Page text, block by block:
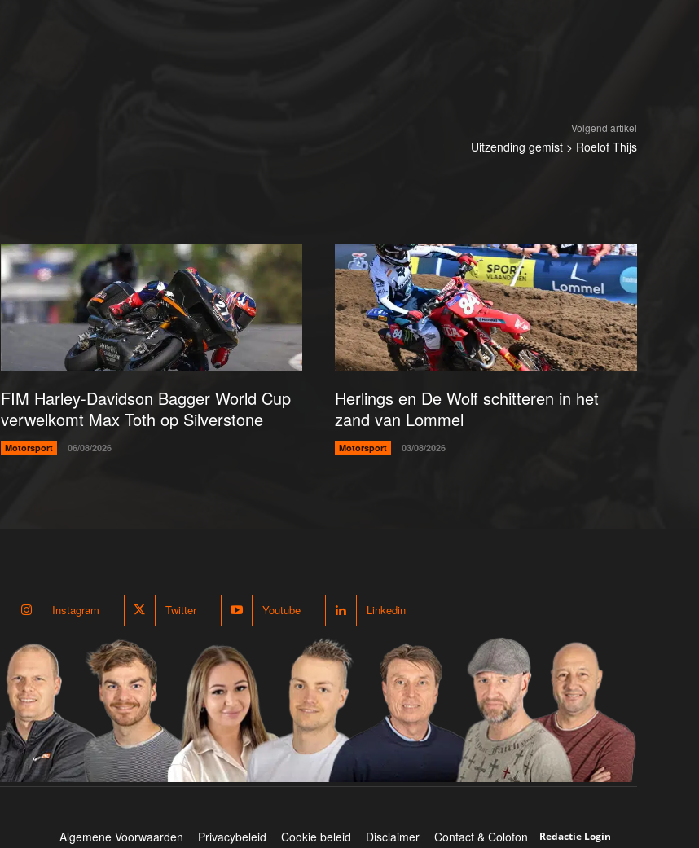
Volgend artikel
Uitzending gemist > Roelof Thijs
FIM Harley-Davidson Bagger World Cup
verwelkomt Max Toth op Silverstone
Motorsport 06/08/2026
Herlings en De Wolf schitteren in het
zand van Lommel
Motorsport 03/08/2026
Instagram Twitter Youtube Linkedin
Algemene Voorwaarden Privacybeleid Cookie beleid Disclaimer Contact & Colofon Redactie Login